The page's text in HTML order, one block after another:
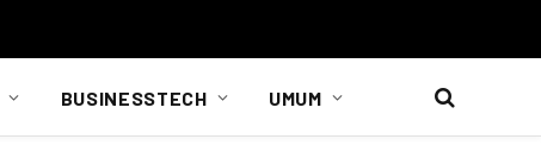
BUSINESSTECH UMUM